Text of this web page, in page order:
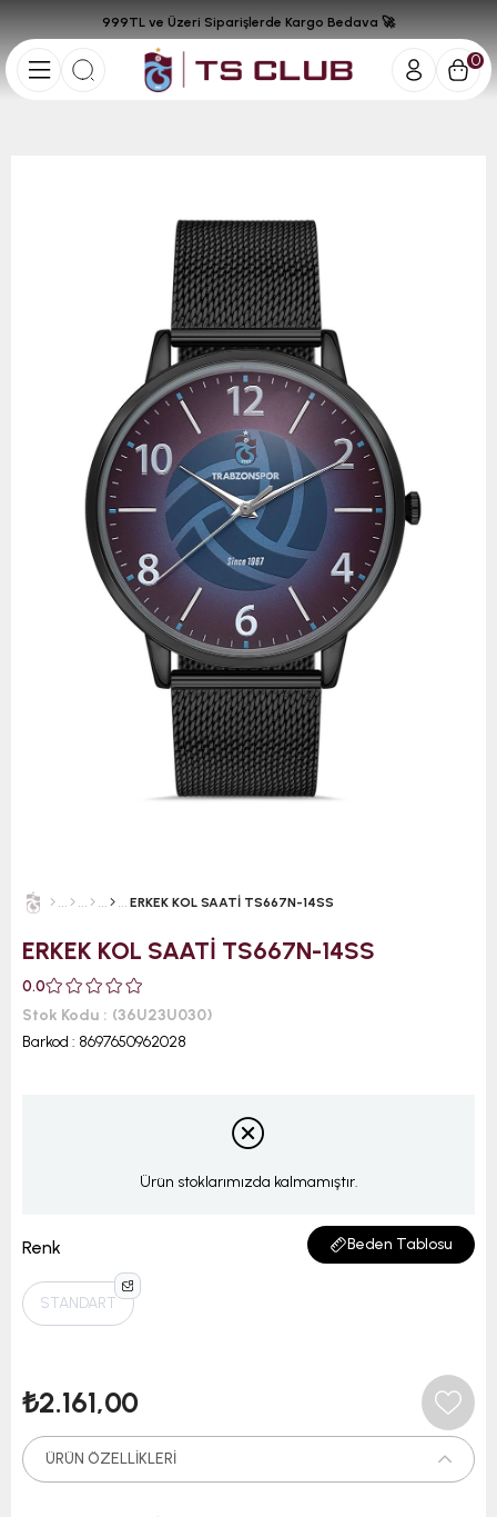
0
999TL ve Üzeri Siparişlerde Kargo Bedava 🚀
ERKEK KOL SAATİ TS667N-14SS
ERKEK KOL SAATİ TS667N-14SS
0.0
Stok Kodu
(36U23U030)
Barkod : 8697650962028
Ürün stoklarımızda kalmamıştır.
Renk Beden Tablosu
STANDART
₺2.161,00
ÜRÜN ÖZELLIKLERI